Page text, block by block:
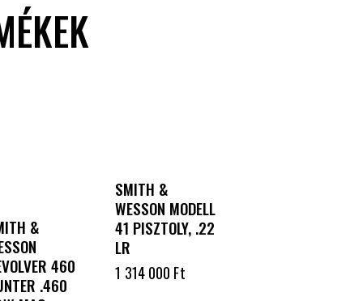
&
460
.460
SMITH &
WESSON MODELL
41 PISZTOLY, .22
LR
1 314 000 Ft